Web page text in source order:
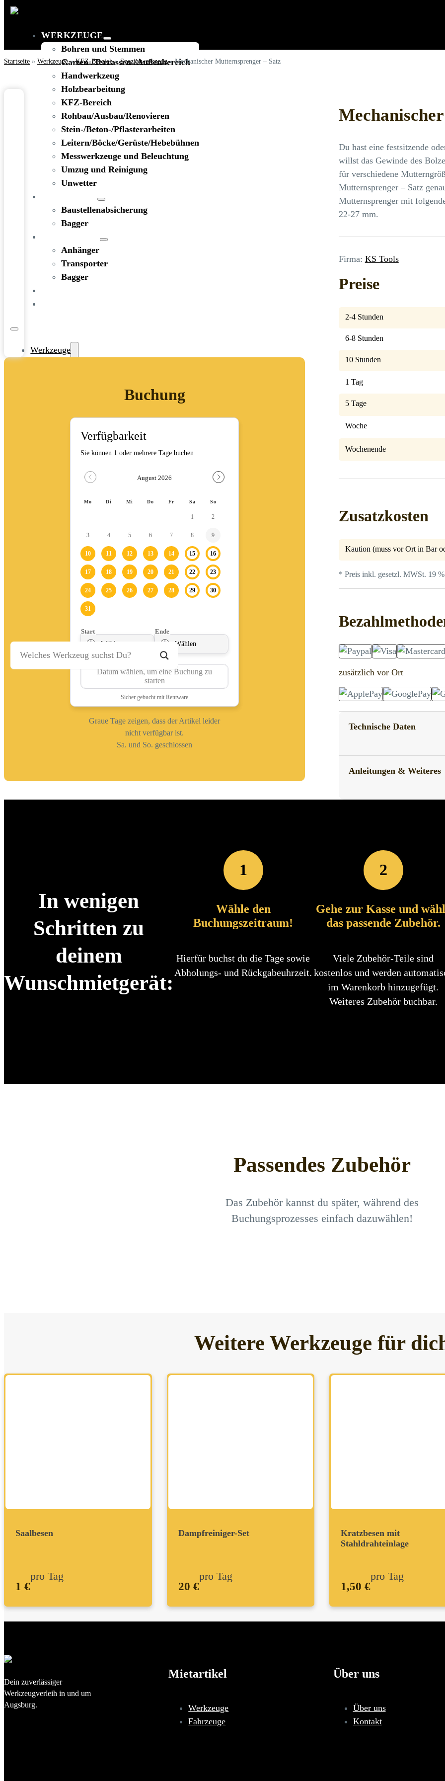
WERKZEUGE
Bohren und Stemmen
Garten-/Terrassen-/Außenbereich
Handwerkzeug
Holzbearbeitung
KFZ-Bereich
Rohbau/Ausbau/Renovieren
Stein-/Beton-/Pflasterarbeiten
Leitern/Böcke/Gerüste/Hebebühnen
Messwerkzeuge und Beleuchtung
Umzug und Reinigung
Unwetter
Baustellenabsicherung
Bagger
Anhänger
Transporter
Bagger
Werkzeuge
KFZ-Bereich
Rohbau/Ausbau/Renovieren
Stein-/Beton-/Pflasterarbeiten
Leitern/Böcke/Gerüste/Hebebühnen
Messwerkzeuge und Beleuchtung
Umzug und Reinigung
Anhänger
Transporter
Startseite » Werkzeuge»KFZ-Bereich»Spezialwerkzeug»Mechanischer Mutternsprenger – Satz
Buchung
Graue Tage zeigen, dass der Artikel leider
nicht verfügbar ist.
Sa. und So. geschlossen
Du hast eine festsitzende
willst das Gewinde des
für verschiedene
Mutternsprenger – Satz
Mutternsprenger mit
22-27 mm.
Firma: KS Tools
Preise
2-4 Stunden
6-8 Stunden
10 Stunden
1 Tag
5 Tage
Woche
Wochenende
Zusatzkosten
Kaution (muss vor Ort in Bar
* Preis inkl. gesetzl. MWSt. 19 %
zusätzlich vor Ort
Technische Daten
Anleitungen & Weiteres
In wenigen
Schritten zu
deinem
Wunschmietgerät:
1
Wähle den
Buchungszeitraum!
Hierfür buchst du die Tage sowie
Abholungs- und Rückgabeuhrzeit.
2
Gehe zur Kasse und
das passende Zubehör.
Viele Zubehör-Teile sind
kostenlos und werden
im Warenkorb hinzugefügt.
Weiteres Zubehör buchbar.
Passendes Zubehör
Das Zubehör kannst du später, während des
Buchungsprozesses einfach dazuwählen!
Weitere Werkzeuge für
Saalbesen
1 €
pro Tag
Dampfreiniger-Set
20 €
pro Tag
Kratzbesen mit
Stahldrahteinlage
1,50 €
pro Tag
Dein zuverlässiger
Werkzeugverleih in und um
Augsburg.
Mietartikel
Werkzeuge
Fahrzeuge
Über uns
Über uns
Kontakt